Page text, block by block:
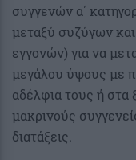
συγγενών α΄
μεταξύ συζύγων
εγγονών) για να
μεγάλου ύψους με
αδέλφια τους ή στα
μακρινούς
διατάξεις.